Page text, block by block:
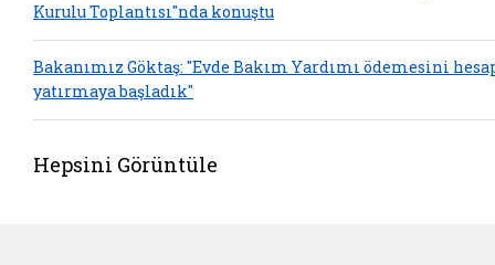
Kurulu Toplantısı"nda konuştu
Bakanımız Göktaş: "Evde Bakım Yardımı ödemesini
yatırmaya başladık"
Hepsini Görüntüle